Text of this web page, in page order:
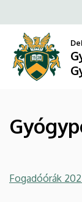
Intézet
a
tartalomra
Fogadóórák